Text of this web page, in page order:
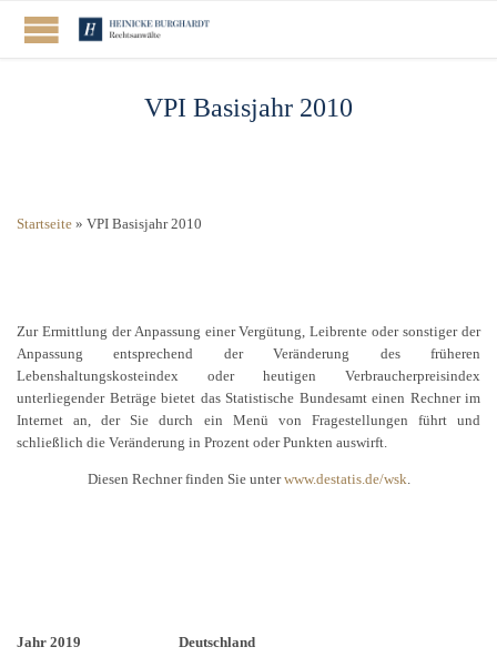
VPI Basisjahr 2010
Startseite » VPI Basisjahr 2010
Zur Ermittlung der Anpassung einer Vergütung, Leibrente oder sonstiger der
Anpassung entsprechend der Veränderung des früheren
Lebenshaltungskosteindex oder heutigen Verbraucherpreisindex
unterliegender Beträge bietet das Statistische Bundesamt einen Rechner im
Internet an, der Sie durch ein Menü von Fragestellungen führt und
schließlich die Veränderung in Prozent oder Punkten auswirft.
Diesen Rechner finden Sie unterwww.destatis.de/wsk.
Jahr 2019 Deutschland